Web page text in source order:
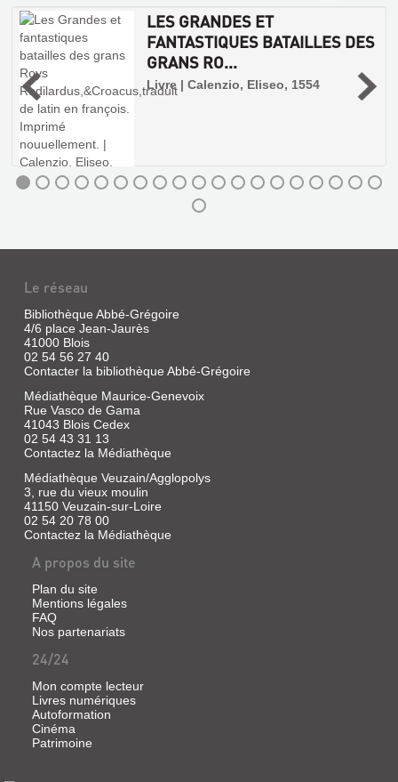
LES GRANDES ET
FANTASTIQUES BATAILLES DES
GRANS RO...
Livre | Calenzio, Eliseo, 1554
LES
GRANDES
ET
FANTASTIQUES
BATAILLES
DES
GRANS
RO...
Livre
Calenzio,
Eliseo,
1554
Le réseau
Bibliothèque Abbé-Grégoire
4/6 place Jean-Jaurès
41000 Blois
02 54 56 27 40
Contacter la bibliothèque Abbé-Grégoire
Médiathèque Maurice-Genevoix
Rue Vasco de Gama
41043 Blois Cedex
02 54 43 31 13
Contactez la Médiathèque
Médiathèque Veuzain/Agglopolys
3, rue du vieux moulin
41150 Veuzain-sur-Loire
02 54 20 78 00
Contactez la Médiathèque
A propos du site
Plan du site
Mentions légales
FAQ
Nos partenariats
24/24
Mon compte lecteur
Livres numériques
Autoformation
Cinéma
Patrimoine